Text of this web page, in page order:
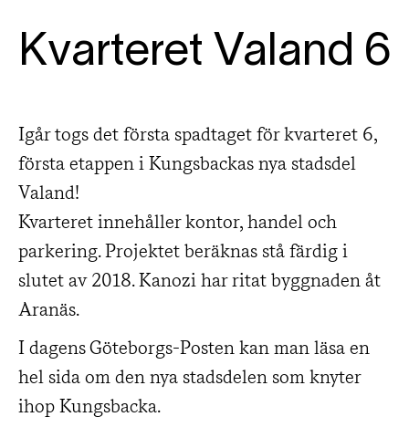
Kvarteret Valand 6
Igår togs det första spadtaget för kvarteret 6,
första etappen i Kungsbackas nya stadsdel
Valand!
Kvarteret innehåller kontor, handel och
parkering. Projektet beräknas stå färdig i
slutet av 2018. Kanozi har ritat byggnaden åt
Aranäs.
I dagens Göteborgs-Posten kan man läsa en
hel sida om den nya stadsdelen som knyter
ihop Kungsbacka.